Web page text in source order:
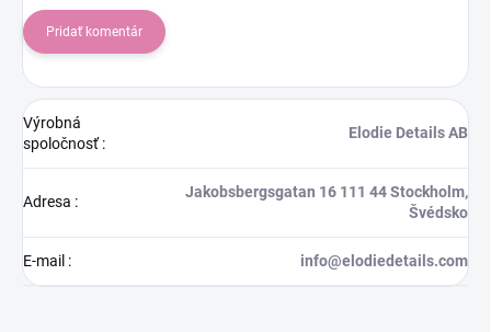
Pridať komentár
Výrobná
spoločnosť:
Elodie Details AB
Adresa :
Jakobsbergsgatan 16 111 44 Stockholm,
Švédsko
E-mail : info@elodiedetails.com